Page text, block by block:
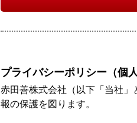
プライバシーポリシー（個
赤田善株式会社（以下「当社
報の保護を図ります。